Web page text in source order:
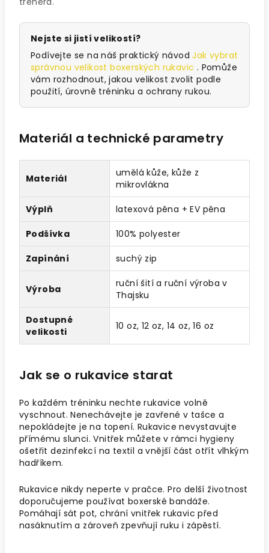
Nejste si jistí velikostí?
Podívejte se na náš praktický návodJak vybrat
správnou velikost boxerských rukavic . Pomůže
vám rozhodnout, jakou velikost zvolit podle
použití, úrovně tréninku a ochrany rukou.
Materiál a technické parametry
Materiál
umělá kůže, kůže z
mikrovlákna
Výplň latexová pěna + EV pěna
Podšívka 100% polyester
Zapínání suchý zip
Výroba
ruční šití a ruční výroba v
Thajsku
Dostupné
velikosti
10 oz, 12 oz, 14 oz, 16 oz
Jak se o rukavice starat
Po každém tréninku nechte rukavice volně
vyschnout. Nenechávejte je zavřené v tašce a
nepokládejte je na topení. Rukavice nevystavujte
přímému slunci. Vnitřek můžete v rámci hygieny
ošetřit dezinfekcí na textil a vnější část otřít vlhkým
hadříkem.
Rukavice nikdy neperte v pračce. Pro delší životnost
doporučujeme používat boxerské bandáže.
Pomáhají sát pot, chrání vnitřek rukavic před
nasáknutím a zároveň zpevňují ruku i zápěstí.